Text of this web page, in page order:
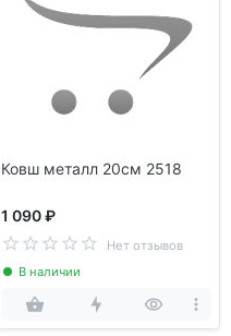
Ковш металл 20см 2518
1 090 ₽
Нет отзывов
В наличии